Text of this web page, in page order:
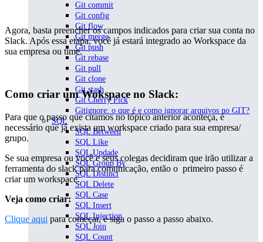
Git commit
Git config
Git flow
Git merge
Git push
Git rebase
Git pull
Git clone
Git stash
Git Cherry Pick
Gitignore: o que é e como ignorar arquivos no GIT?
SQL
SQL Between
SQL Like
SQL Updade
SQL Group By
SQL Distinct
SQL Delete
SQL Case
SQL Insert
SQL Injection
SQL Join
SQL Count
Agora, basta preencher os campos indicados para criar sua conta no
Slack. Após essa etapa, você já estará integrado ao Workspace da
sua empresa ou time.
Como criar um Wokspace no Slack:
Para que o passo que citamos no tópico anterior aconteça, é
necessário que já exista um workspace criado para sua empresa/
grupo.
Se sua empresa ou você e seus colegas decidiram que irão utilizar a
ferramenta do slack para comunicação, então o primeiro passo é
criar um workspace.
Veja como criar:
Clique aqui para começar, e siga o passo a passo abaixo.